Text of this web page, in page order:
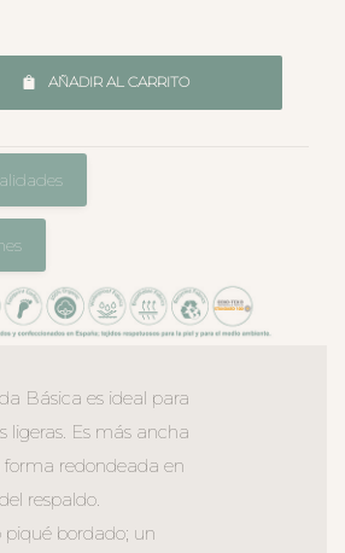
AÑADIR AL CARRITO
Básica es ideal para
ligeras. Es más ancha
redondeada en
respaldo.
bordado; un